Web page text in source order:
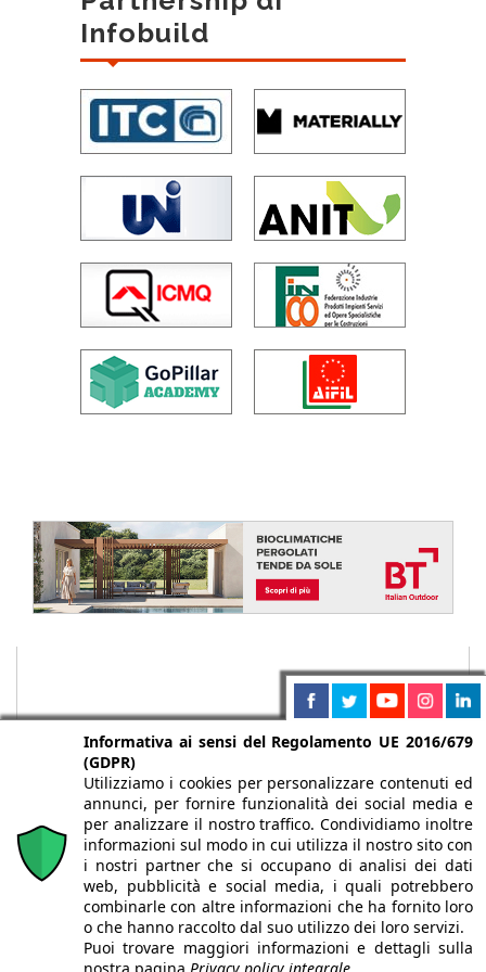
Infobuild
Chi siamo Autori Per la tua pubblicità
Iscriviti alla
newsletter
Informativa ai sensi del Regolamento UE 2016/679
(GDPR)
Utilizziamo i cookies per personalizzare contenuti ed
annunci, per fornire funzionalità dei social media e
per analizzare il nostro traffico. Condividiamo inoltre
informazioni sul modo in cui utilizza il nostro sito con
i nostri partner che si occupano di analisi dei dati
web, pubblicità e social media, i quali potrebbero
combinarle con altre informazioni che ha fornito loro
o che hanno raccolto dal suo utilizzo dei loro servizi.
Puoi trovare maggiori informazioni e dettagli sulla